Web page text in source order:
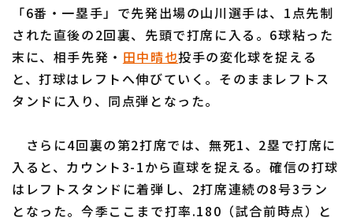
オリックス・バファローズ
福岡ソフトバンクホークス
「6番・一塁手」で先発出場の山川選手は、1点先制
された直後の2回裏、先頭で打席に入る。6球粘った
末に、相手先発・ 田中晴也投手の変化球を捉える
と、打球はレフトへ伸びていく。そのままレフトス
タンドに入り、同点弾となった。
さらに4回裏の第2打席では、無死1、2塁で打席に
入ると、カウント3-1から直球を捉える。確信の打球
はレフトスタンドに着弾し、2打席連続の8号3ラン
となった。今季ここまで打率.180（試合前時点）と